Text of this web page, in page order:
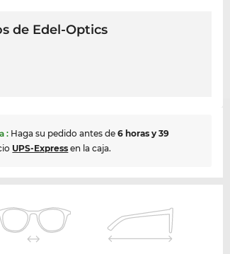
de Edel-Optics
: Haga su pedido antes de6 horas y 39
UPS-Express en la caja.